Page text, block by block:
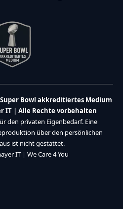
Bowl akkreditiertes Medium
IT | Alle Rechte vorbehalten
den privaten Eigenbedarf. Eine
über den persönlichen
ist nicht gestattet.
IT | We Care 4 You